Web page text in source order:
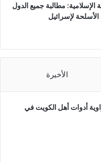
الإسلامية: مطالبة جميع الدول
لإسرائيل
الأخيرة
أدوات أهل الكويت في